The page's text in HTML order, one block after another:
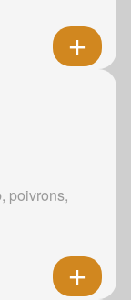
poivrons,